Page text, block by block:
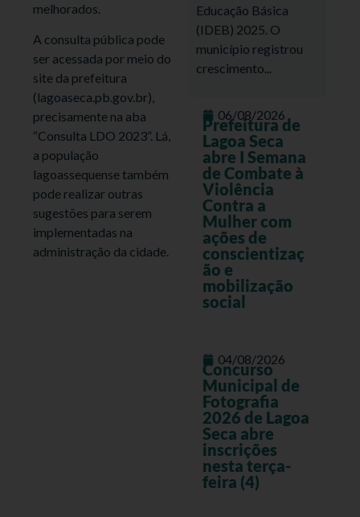
melhorados.
A consulta pública pode
ser acessada por meio do
site da prefeitura
(lagoaseca.pb.gov.br),
precisamente na aba
“Consulta LDO 2023”. Lá,
a população
lagoassequense também
pode realizar outras
sugestões para serem
implementadas na
administração da cidade.
Educação Básica
(IDEB) 2025. O
município registrou
crescimento...
06/08/2026
Prefeitura de
Lagoa Seca
abre I Semana
de Combate à
Violência
Contra a
Mulher com
ações de
conscientizaç
ão e
mobilização
social
04/08/2026
Concurso
Municipal de
Fotografia
2026 de Lagoa
Seca abre
inscrições
nesta terça-
feira (4)